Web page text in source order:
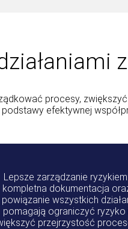
procesy,
efektywnej
Lepsze zarządzanie ryzykiem:
kompletna dokumentacja
powiązanie wszystkich
pomagają ograniczyć ryzyko
przejrzystość